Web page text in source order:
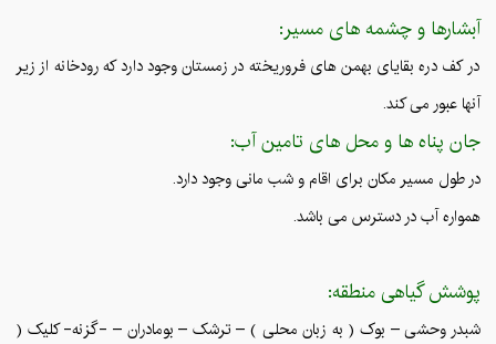
آبشارها و چشمه های مسیر:
در کف دره بقایای بهمن های فروریخته در زمستان وجود دارد که رودخانه از زیر
آنها عبور می کند.
جان پناه ها و محل های تامین آب:
در طول مسیر مکان برای اقام و شب مانی وجود دارد.
همواره آب در دسترس می باشد.
پوشش گیاهی منطقه:
شبدر وحشی – بوک ( به زبان محلی ) – ترشک – بومادران – -گزنه- کلیک (